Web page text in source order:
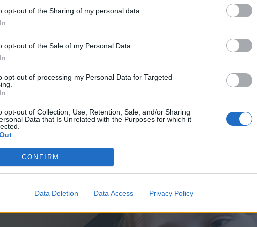
opt-out of the Sharing of my personal data.
opt-out of the Sale of my Personal Data.
opt-out of processing my Personal Data for Targeted
opt-out of Collection, Use, Retention, Sale, and/or Sharing
Data that Is Unrelated with the Purposes for which it
CONFIRM
Data Deletion Data Access Privacy Policy
že zdaj razmišljajo, da bi naslednje leto razširili tekmovanje
kluba Rudolf Cvetko pa je po končanem turnirju bil
osvojenih medalj.